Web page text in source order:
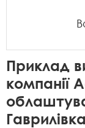
Приклад
компанії